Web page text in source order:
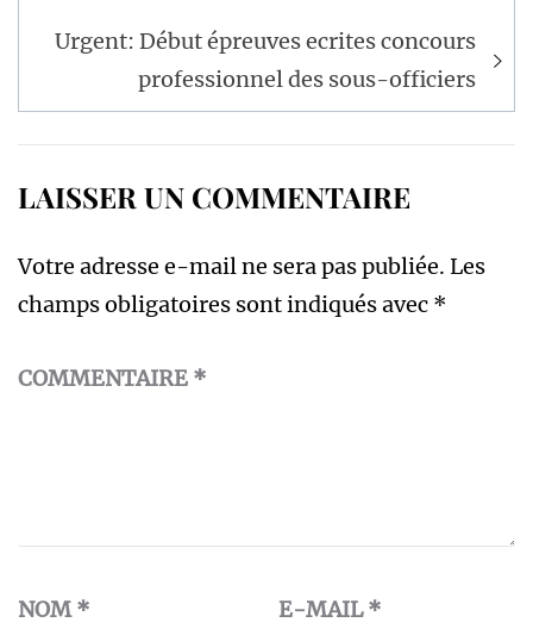
Urgent: Début épreuves ecrites concours
professionnel des sous-officiers
LAISSER UN COMMENTAIRE
Votre adresse e-mail ne sera pas publiée. Les
champs obligatoires sont indiqués avec *
COMMENTAIRE *
NOM* E-MAIL*